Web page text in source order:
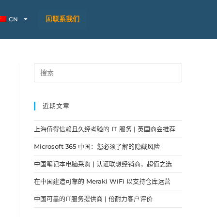
CN 联系我们
近期文章
上海值得信赖且久经考验的 IT 服务 | 英国商会推荐
Microsoft 365 中国：您必须了解的隐藏风险
中国笔记本电脑采购 | 认证联想经销商，超值之选
在中国建造可靠的 Meraki WiFi 以支持仓库运营
中国可靠的IT服务提供商 | 倍耐力客户评价